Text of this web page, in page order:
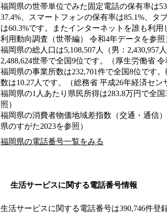
福岡県の世帯単位でみた固定電話の保有率は
37.4%、スマートフォンの保有率は85.1%、タ
は60.3%です。またインターネットを誰も利
利用動向調査（世帯編） 令和4年データを参照
福岡県の総人口は5,108,507人（男：2,430,957
2,488,624世帯で全国9位です。（厚生労働省
福岡県の事業所数は232,701件で全国8位です
数は10.27人です。（総務省 平成26年経済セン
福岡県の1人あたり県民所得は283.8万円で全
照）
福岡県の消費者物価地域差指数（交通・通信
県のすがた2023を参照）
福岡県の電話番号一覧をみる
生活サービスに関する電話番号情報
生活サービスに関する電話番号は390,746件登